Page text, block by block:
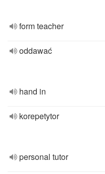
form teacher
oddawać
hand in
korepetytor
personal tutor